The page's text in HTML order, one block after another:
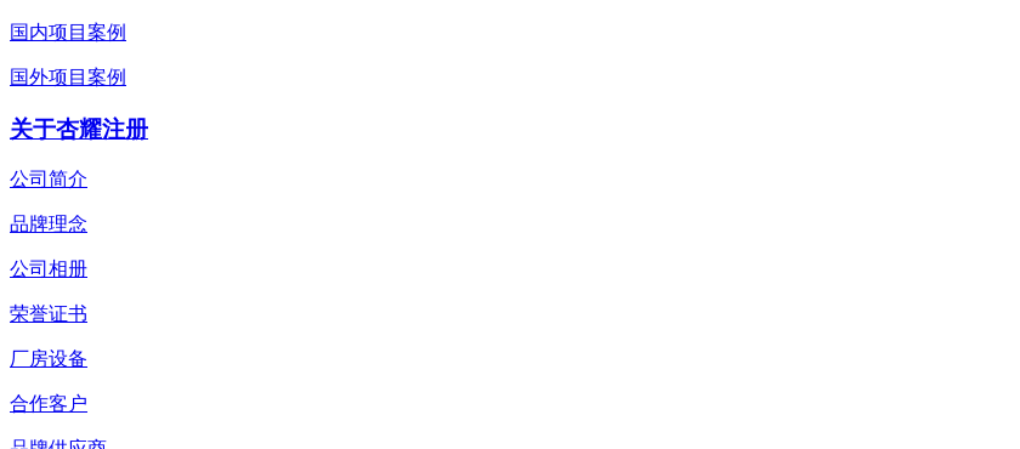
国内项目案例
国外项目案例
关于杏耀注册
公司简介
品牌理念
公司相册
荣誉证书
厂房设备
合作客户